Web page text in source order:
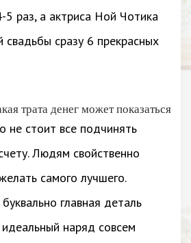
5 раз, а актриса Ной Чотика
свадьбы сразу 6 прекрасных
трата денег может показаться
не стоит все подчинять
Людям свойственно
самого лучшего.
главная деталь
наряд совсем